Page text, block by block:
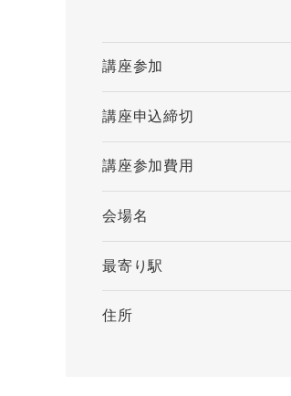
講座参加
講座申込締切
講座参加費用
会場名
最寄り駅
住所